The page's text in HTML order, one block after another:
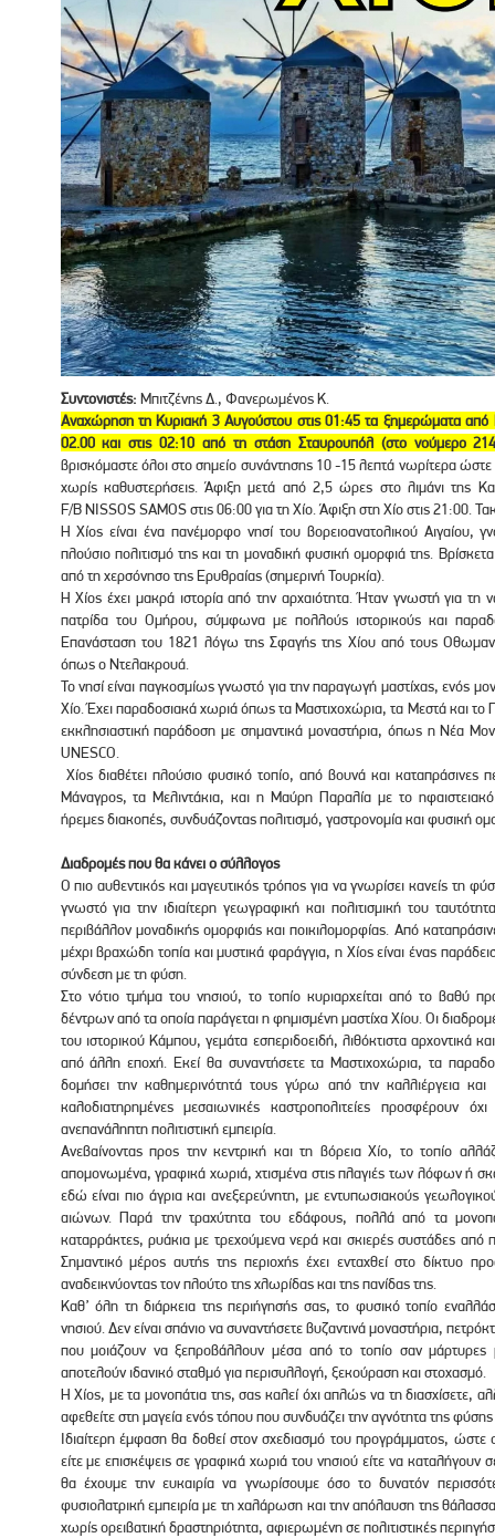
Συντονιστές: Μπιτζένης Δ., Φανερωμένος Κ.
Αναχώρηση τη Κυριακή 3 Αυγούστου στις 01:45 τα ξημερώματα
02.00 και στις 02:10 από τη στάση Σταυρουπόλ (στο νούμερο
βρισκόμαστε όλοι στο σημείο συνάντησης 10 -15 λεπτά νωρίτερα
χωρίς καθυστερήσεις. Άφιξη μετά από 2,5 ώρες στο λιμάνι της
F/B NISSOS SAMOS στις 06:00 για τη Χίο. Άφιξη στη Χίο στις 21:00.
Η Χίος είναι ένα πανέμορφο νησί του βορειοανατολικού Αιγαίου,
πλούσιο πολιτισμό της και τη μοναδική φυσική ομορφιά της.
από τη χερσόνησο της Ερυθραίας (σημερινή Τουρκία).
Η Χίος έχει μακρά ιστορία από την αρχαιότητα. Ήταν γνωστή για τη
πατρίδα του Ομήρου, σύμφωνα με πολλούς ιστορικούς και
Επανάσταση του 1821 λόγω της Σφαγής της Χίου από τους
όπως ο Ντελακρουά.
Το νησί είναι παγκοσμίως γνωστό για την παραγωγή μαστίχας, ενός
Χίο. Έχει παραδοσιακά χωριά όπως τα Μαστιχοχώρια, τα Μεστά και το
εκκλησιαστική παράδοση με σημαντικά μοναστήρια, όπως η Νέα
UNESCO.
Χίος διαθέτει πλούσιο φυσικό τοπίο, από βουνά και καταπράσινες
Μάναγρος, τα Μελιντάκια, και η Μαύρη Παραλία με το ηφαιστειακό
ήρεμες διακοπές, συνδυάζοντας πολιτισμό, γαστρονομία και φυσική
Διαδρομές που θα κάνει ο σύλλογος
Ο πιο αυθεντικός και μαγευτικός τρόπος για να γνωρίσει κανείς τη
γνωστό για την ιδιαίτερη γεωγραφική και πολιτισμική του
περιβάλλον μοναδικής ομορφιάς και ποικιλομορφίας. Από
μέχρι βραχώδη τοπία και μυστικά φαράγγια, η Χίος είναι ένας
σύνδεση με τη φύση.
Στο νότιο τμήμα του νησιού, το τοπίο κυριαρχείται από το βαθύ
δέντρων από τα οποία παράγεται η φημισμένη μαστίχα Χίου. Οι
του ιστορικού Κάμπου, γεμάτα εσπεριδοειδή, λιθόκτιστα αρχοντικά
από άλλη εποχή. Εκεί θα συναντήσετε τα Μαστιχοχώρια, τα
δομήσει την καθημερινότητά τους γύρω από την καλλιέργεια και
καλοδιατηρημένες μεσαιωνικές καστροπολιτείες προσφέρουν
ανεπανάληπτη πολιτιστική εμπειρία.
Ανεβαίνοντας προς την κεντρική και τη βόρεια Χίο, το τοπίο
απομονωμένα, γραφικά χωριά, χτισμένα στις πλαγιές των λόφων
εδώ είναι πιο άγρια και ανεξερεύνητη, με εντυπωσιακούς
αιώνων. Παρά την τραχύτητα του εδάφους, πολλά από τα
καταρράκτες, ρυάκια με τρεχούμενα νερά και σκιερές συστάδες
Σημαντικό μέρος αυτής της περιοχής έχει ενταχθεί στο δίκτυο
αναδεικνύοντας τον πλούτο της χλωρίδας και της πανίδας της.
Καθ’ όλη τη διάρκεια της περιήγησής σας, το φυσικό τοπίο
νησιού. Δεν είναι σπάνιο να συναντήσετε βυζαντινά μοναστήρια,
που μοιάζουν να ξεπροβάλλουν μέσα από το τοπίο σαν μάρτυρες
αποτελούν ιδανικό σταθμό για περισυλλογή, ξεκούραση και στοχασμό.
Η Χίος, με τα μονοπάτια της, σας καλεί όχι απλώς να τη διασχίσετε,
αφεθείτε στη μαγεία ενός τόπου που συνδυάζει την αγνότητα της φύσης
Ιδιαίτερη έμφαση θα δοθεί στον σχεδιασμό του προγράμματος, ώστε
είτε με επισκέψεις σε γραφικά χωριά του νησιού είτε να
θα έχουμε την ευκαιρία να γνωρίσουμε όσο το δυνατόν
φυσιολατρική εμπειρία με τη χαλάρωση και την απόλαυση της
χωρίς ορειβατική δραστηριότητα, αφιερωμένη σε πολιτιστικές